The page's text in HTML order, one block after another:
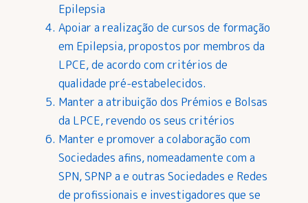
Epilepsia
Apoiar a realização de cursos de formação
em Epilepsia, propostos por membros da
LPCE, de acordo com critérios de
qualidade pré-estabelecidos.
Manter a atribuição dos Prémios e Bolsas
da LPCE, revendo os seus critérios
Manter e promover a colaboração com
Sociedades afins, nomeadamente com a
SPN, SPNP a e outras Sociedades e Redes
de profissionais e investigadores que se